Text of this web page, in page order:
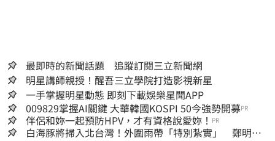
最即時的新聞話題 追蹤訂閱三立新聞網
明星講師親授！醒吾三立學院打造影視新星
一手掌握明星動態 即刻下載娛樂星聞APP
009829掌握AI關鍵 大華韓國KOSPI 50今強勢開募PR
伴侶和妳一起預防HPV，才有資格說愛妳！ PR
白海豚將掃入北台灣！外圍雨帶「特別紮實」 鄭明典